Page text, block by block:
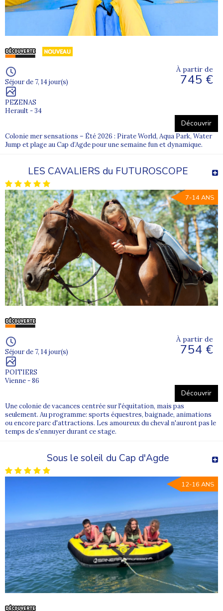
Séjour de 7, 14 jour(s)
PEZENAS
Herault - 34
À partir de
745 €
Découvrir
Colonie mer sensations – Été 2026 : Pirate World, Aqua Park, Water
Jump et plage au Cap d’Agde pour une semaine fun et dynamique.
LES CAVALIERS du FUTUROSCOPE
7-14 ANS
Séjour de 7, 14 jour(s)
POITIERS
Vienne - 86
À partir de
754 €
Découvrir
Une colonie de vacances centrée sur l'équitation, mais pas
seulement. Au programme: sports équestres, baignade, animations
ou encore parc d'attractions. Les amoureux du cheval n'auront pas le
temps de s'ennuyer durant ce stage.
Sous le soleil du Cap d'Agde
12-16 ANS